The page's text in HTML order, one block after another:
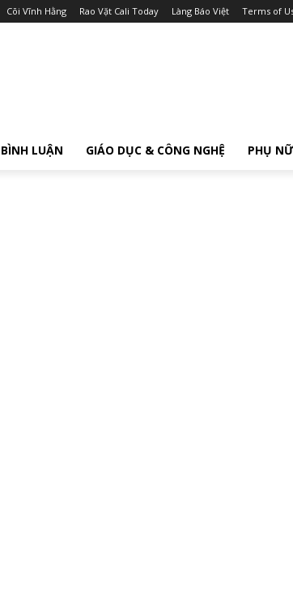
Cõi Vĩnh Hằng Rao Vặt Cali Today Làng Báo Việt Terms of
BÌNH LUẬN GIÁO DỤC & CÔNG NGHỆ PHỤ NỮ